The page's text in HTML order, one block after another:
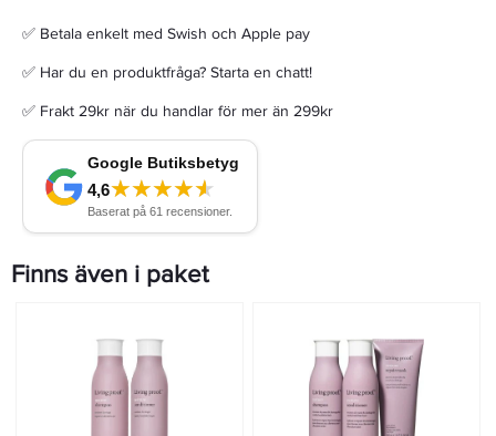
✅ Betala enkelt med Swish och Apple pay
✅ Har du en produktfråga? Starta en chatt!
✅ Frakt 29kr när du handlar för mer än 299kr
Finns även i paket